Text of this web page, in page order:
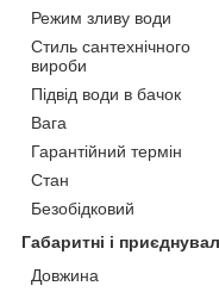
Режим зливу води
Стиль сантехнічного
вироби
Підвід води в бачок
Вага
Гарантійний термін
Стан
Безобідковий
Габаритні і
Довжина